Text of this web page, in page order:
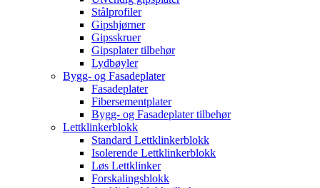
Stålprofiler
Gipshjørner
Gipsskruer
Gipsplater tilbehør
Lydbøyler
Bygg- og Fasadeplater
Fasadeplater
Fibersementplater
Bygg- og Fasadeplater tilbehør
Lettklinkerblokk
Standard Lettklinkerblokk
Isolerende Lettklinkerblokk
Løs Lettklinker
Forskalingsblokk